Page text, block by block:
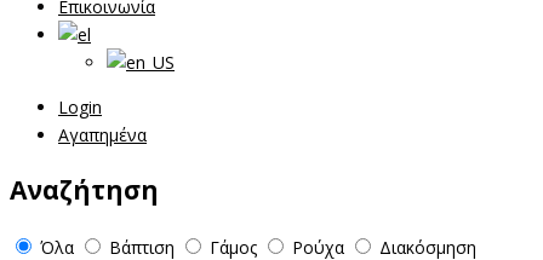
Επικοινωνία
Login
Αγαπημένα
Αναζήτηση
Όλα Βάπτιση Γάμος Ρούχα
Διακόσμηση